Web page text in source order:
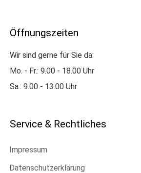
Öffnungszeiten
Wir sind gerne für Sie da:
Mo. - Fr.: 9.00 - 18.00 Uhr
Sa.: 9.00 - 13.00 Uhr
Service & Rechtliches
Impressum
Datenschutzerklärung